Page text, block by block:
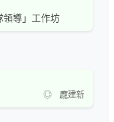
領導」工作坊
◎ 龐建新